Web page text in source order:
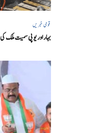
قومی خبریں
بہار اور یو پی سمیت ملک کی 17ریاستوں میں بارش کا امکان